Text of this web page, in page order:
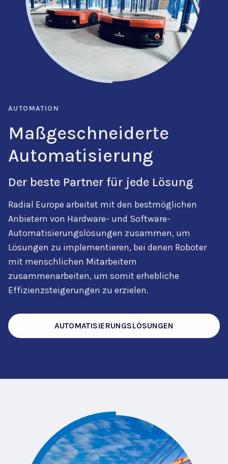
AUTOMATION
Maßgeschneiderte
Automatisierung
Der beste Partner für jede Lösung
Radial Europe arbeitet mit den bestmöglichen
Anbietern von Hardware- und Software-
Automatisierungslösungen zusammen, um
Lösungen zu implementieren, bei denen Roboter
mit menschlichen Mitarbeitern
zusammenarbeiten, um somit erhebliche
Effizienzsteigerungen zu erzielen.
AUTOMATISIERUNGSLÖSUNGEN